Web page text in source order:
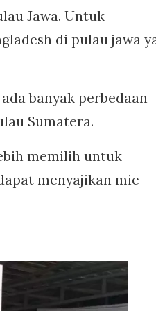
Jawa. Untuk
di pulau jawa
banyak perbedaan
Sumatera.
memilih untuk
menyajikan mie